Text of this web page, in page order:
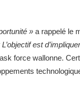
» a rappelé le
L’objectif est
force wallonne.